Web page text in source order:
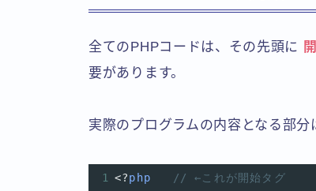
全てのPHPコードは、その先頭に
要があります。
実際のプログラムの内容となる部分
1 <?php
// ←これが開始タグ